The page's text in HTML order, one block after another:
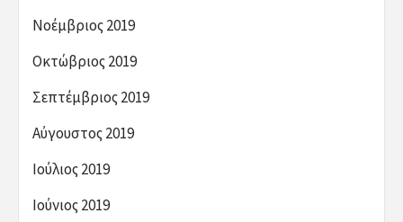
Νοέμβριος 2019
Οκτώβριος 2019
Σεπτέμβριος 2019
Αύγουστος 2019
Ιούλιος 2019
Ιούνιος 2019